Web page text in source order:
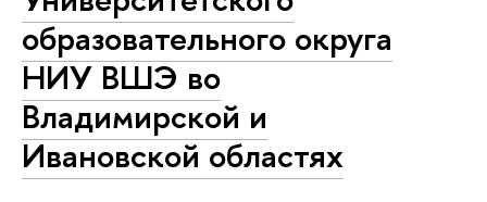
образовательного округа
НИУ ВШЭ во
Владимирской и
Ивановской областях